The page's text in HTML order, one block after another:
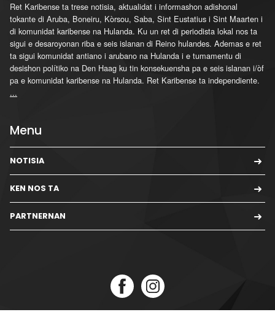
Ret Karibense ta trese notisia, aktualidat i informashon adishonal
tokante di Aruba, Boneiru, Kòrsou, Saba, Sint Eustatius i Sint Maarten i
di komunidat karibense na Hulanda. Ku un ret di periodista lokal nos ta
sigui e desaroyonan riba e seis islanan di Reino hulandes. Ademas e ret
ta sigui komunidat antiano i arubano na Hulanda i e tumamentu di
desishon polítiko na Den Haag ku tin konsekuensha pa e seis islanan i/òf
pa e komunidat karibense na Hulanda. Ret Karibense ta independiente.
...
Menu
NOTISIA
KEN NOS TA
PARTNERNAN